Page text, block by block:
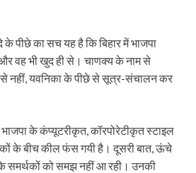
पीछे का सच यह है कि बिहार में भाजपा
वह भी खुद ही से। चाणक्य के नाम से
से नहीं, यवनिका के पीछे से सूत्र-संचालन कर
के कंप्यूटरीकृत, कॉरपोरेटीकृत स्टाइल
के बीच कील फंस गयी है। दूसरी बात, ऊंचे
के समर्थकों को समझ नहीं आ रही। उनकी